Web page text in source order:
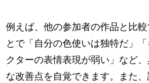
例えば、他の参加者の作品と比較
とで「自分の色使いは独特だ」「
クターの表情表現が弱い」など
な改善点を自覚できます。また